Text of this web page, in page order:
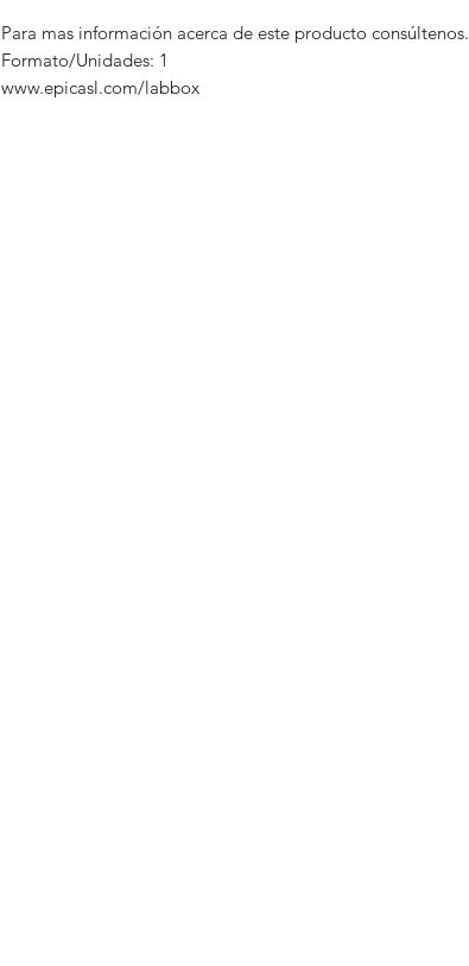
Para mas información acerca de este producto consúltenos.
Formato/Unidades: 1
www.epicasl.com/labbox